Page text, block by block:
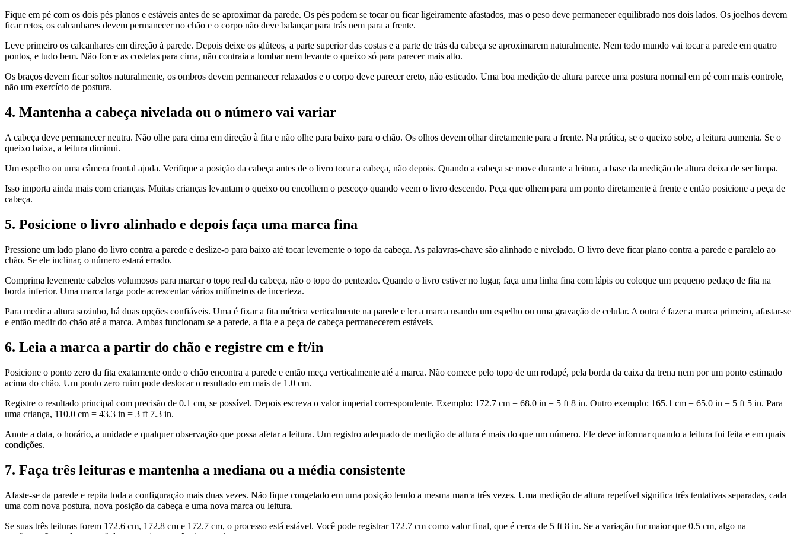
Fique em pé com os dois pés planos e estáveis antes de se aproximar da parede. Os pés podem se tocar ou ficar ligeiramente afastados, mas o peso deve permanecer equilibrado nos dois lados. Os joelhos devem
ficar retos, os calcanhares devem permanecer no chão e o corpo não deve balançar para trás nem para a frente.
Leve primeiro os calcanhares em direção à parede. Depois deixe os glúteos, a parte superior das costas e a parte de trás da cabeça se aproximarem naturalmente. Nem todo mundo vai tocar a parede em quatro
pontos, e tudo bem. Não force as costelas para cima, não contraia a lombar nem levante o queixo só para parecer mais alto.
Os braços devem ficar soltos naturalmente, os ombros devem permanecer relaxados e o corpo deve parecer ereto, não esticado. Uma boa medição de altura parece uma postura normal em pé com mais controle,
não um exercício de postura.
4. Mantenha a cabeça nivelada ou o número vai variar
A cabeça deve permanecer neutra. Não olhe para cima em direção à fita e não olhe para baixo para o chão. Os olhos devem olhar diretamente para a frente. Na prática, se o queixo sobe, a leitura aumenta. Se o
queixo baixa, a leitura diminui.
Um espelho ou uma câmera frontal ajuda. Verifique a posição da cabeça antes de o livro tocar a cabeça, não depois. Quando a cabeça se move durante a leitura, a base da medição de altura deixa de ser limpa.
Isso importa ainda mais com crianças. Muitas crianças levantam o queixo ou encolhem o pescoço quando veem o livro descendo. Peça que olhem para um ponto diretamente à frente e então posicione a peça de
cabeça.
5. Posicione o livro alinhado e depois faça uma marca fina
Pressione um lado plano do livro contra a parede e deslize-o para baixo até tocar levemente o topo da cabeça. As palavras-chave são alinhado e nivelado. O livro deve ficar plano contra a parede e paralelo ao
chão. Se ele inclinar, o número estará errado.
Comprima levemente cabelos volumosos para marcar o topo real da cabeça, não o topo do penteado. Quando o livro estiver no lugar, faça uma linha fina com lápis ou coloque um pequeno pedaço de fita na
borda inferior. Uma marca larga pode acrescentar vários milímetros de incerteza.
Para medir a altura sozinho, há duas opções confiáveis. Uma é fixar a fita métrica verticalmente na parede e ler a marca usando um espelho ou uma gravação de celular. A outra é fazer a marca primeiro, afastar-se
e então medir do chão até a marca. Ambas funcionam se a parede, a fita e a peça de cabeça permanecerem estáveis.
6. Leia a marca a partir do chão e registre cm e ft/in
Posicione o ponto zero da fita exatamente onde o chão encontra a parede e então meça verticalmente até a marca. Não comece pelo topo de um rodapé, pela borda da caixa da trena nem por um ponto estimado
acima do chão. Um ponto zero ruim pode deslocar o resultado em mais de 1.0 cm.
Registre o resultado principal com precisão de 0.1 cm, se possível. Depois escreva o valor imperial correspondente. Exemplo: 172.7 cm = 68.0 in = 5 ft 8 in. Outro exemplo: 165.1 cm = 65.0 in = 5 ft 5 in. Para
uma criança, 110.0 cm = 43.3 in = 3 ft 7.3 in.
Anote a data, o horário, a unidade e qualquer observação que possa afetar a leitura. Um registro adequado de medição de altura é mais do que um número. Ele deve informar quando a leitura foi feita e em quais
condições.
7. Faça três leituras e mantenha a mediana ou a média consistente
Afaste-se da parede e repita toda a configuração mais duas vezes. Não fique congelado em uma posição lendo a mesma marca três vezes. Uma medição de altura repetível significa três tentativas separadas, cada
uma com nova postura, nova posição da cabeça e uma nova marca ou leitura.
Se suas três leituras forem 172.6 cm, 172.8 cm e 172.7 cm, o processo está estável. Você pode registrar 172.7 cm como valor final, que é cerca de 5 ft 8 in. Se a variação for maior que 0.5 cm, algo na